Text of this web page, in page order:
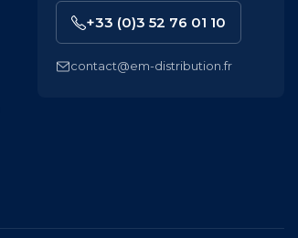
+33 (0)3 52 76 01 10
contact@em-distribution.fr